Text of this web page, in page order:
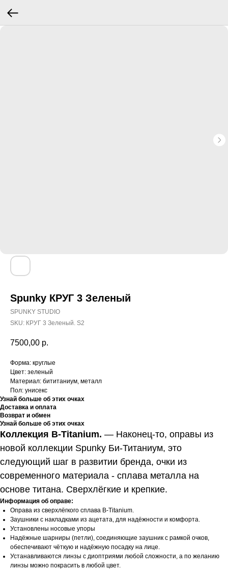
Spunky КРУГ 3 Зеленый
SPUNKY STUDIO
SKU: КРУГ 3 Зеленый. S2
7500,00 р.
Форма: круглые
Цвет: зеленый
Материал: бититаниум, металл
Пол: унисекс
Узнай больше об этих очках
Доставка и оплата
Возврат и обмен
Узнай больше об этих очках
Коллекция B-Titanium. — Наконец-то, оправы из
новой коллекции Spunky Би-Титаниум, это
следующий шаг в развитии бренда, очки из
современного материала - сплава металла на
основе титана. Сверхлёгкие и крепкие.
Информация об оправе:
Оправа из сверхлёгкого сплава B-Titanium.
Заушники с накладками из ацетата, для надёжности и комфорта.
Установлены носовые упоры
Надёжные шарниры (петли), соединяющие заушник с рамкой очков,
обеспечивают чёткую и надёжную посадку на лице.
Устанавливаются линзы с диоптриями любой сложности, а по желанию
линзы можно покрасить в любой цвет.